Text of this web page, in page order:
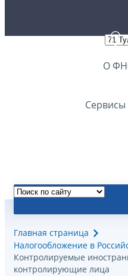
О
Сервисы
Главная страница
Налогообложение в
Контролируемые
контролирующие лица